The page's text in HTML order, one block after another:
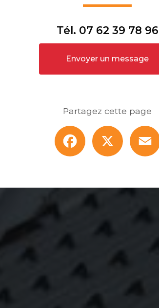
Tél. 07 62 39 78 96
Envoyer un message
Partagez cette page
Facebook